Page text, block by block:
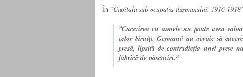
În ”Capitala sub ocupația dușmanului. 1916-
”Cucerirea cu armele nu poate avea
celor biruiți. Germanii au nevoie să
presă, lipsită de contradicția unei prese
fabrică de născociri.”